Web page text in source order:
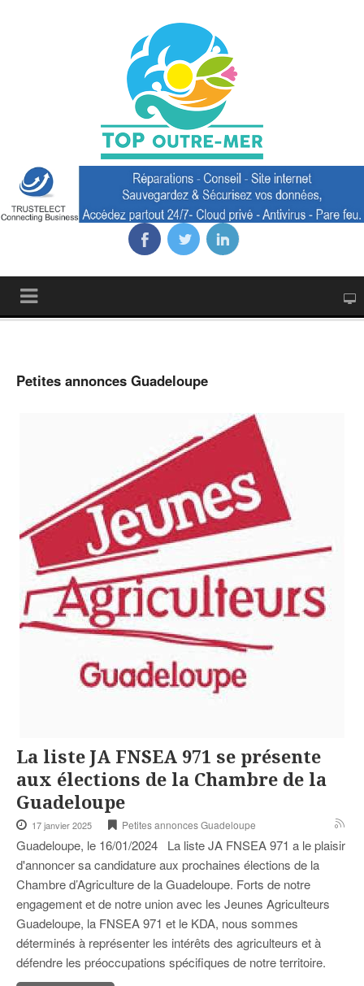
Petites annonces Guadeloupe
La liste JA FNSEA 971 se présente
aux élections de la Chambre de la
Guadeloupe
17 janvier 2025 Petites annonces Guadeloupe
Guadeloupe, le 16/01/2024 La liste JA FNSEA 971 a le plaisir
d'annoncer sa candidature aux prochaines élections de la
Chambre d’Agriculture de la Guadeloupe. Forts de notre
engagement et de notre union avec les Jeunes Agriculteurs
Guadeloupe, la FNSEA 971 et le KDA, nous sommes
déterminés à représenter les intérêts des agriculteurs et à
défendre les préoccupations spécifiques de notre territoire.